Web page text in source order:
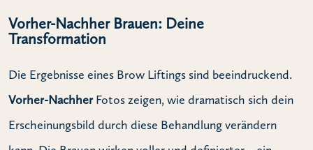
Vorher-Nachher Brauen: Deine
Transformation
Die Ergebnisse eines Brow Liftings sind beeindruckend.
Vorher-NachherFotos zeigen, wie dramatisch sich dein
Erscheinungsbild durch diese Behandlung verändern